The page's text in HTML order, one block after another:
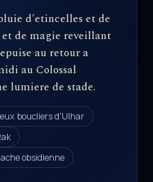
d'etincelles et de
de magie reveillant
au retour a
au Colossal
lumiere de stade.
boucliers d'Ulhar
obsidienne